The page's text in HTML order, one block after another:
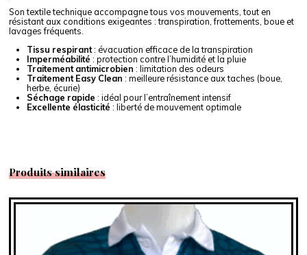
Son textile technique accompagne tous vos mouvements, tout en
résistant aux conditions exigeantes : transpiration, frottements, boue et
lavages fréquents.
Tissu respirant: évacuation efficace de la transpiration
Imperméabilité : protection contre l’humidité et la pluie
Traitement antimicrobien : limitation des odeurs
Traitement Easy Clean : meilleure résistance aux taches (boue,
herbe, écurie)
Séchage rapide : idéal pour l’entraînement intensif
Excellente élasticité : liberté de mouvement optimale
Produits similaires